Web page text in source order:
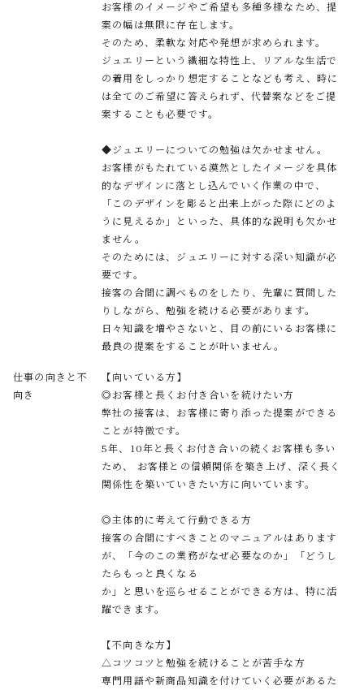
お客様のイメージやご希望も多種多様なため、提
案の幅は無限に存在します。
そのため、柔軟な対応や発想が求められます。
ジュエリーという繊細な特性上、リアルな生活で
の着用をしっかり想定することなども考え、時に
は全てのご希望に答えられず、代替案などをご提
案することも必要です。
◆ジュエリーについての勉強は欠かせません。
お客様がもたれている漠然としたイメージを具体
的なデザインに落とし込んでいく作業の中で、
「このデザインを彫ると出来上がった際にどのよ
うに見えるか」といった、具体的な説明も欠かせ
ません。
そのためには、ジュエリーに対する深い知識が必
要です。
接客の合間に調べものをしたり、先輩に質問した
りしながら、勉強を続ける必要があります。
日々知識を増やさないと、目の前にいるお客様に
最良の提案をすることが叶いません。
仕事の向きと不
向き
【向いている方】
◎お客様と⻑くお付き合いを続けたい方
弊社の接客は、お客様に寄り添った提案ができる
ことが特徴です。
5年、10年と⻑くお付き合いの続くお客様も多い
ため、 お客様との信頼関係を築き上げ、深く⻑く
関係性を築いていきたい方に向いています。
◎主体的に考えて行動できる方
接客の合間にすべきことのマニュアルはあります
が、「今のこの業務がなぜ必要なのか」「どうし
たらもっと良くなる
か」と思いを巡らせることができる方は、特に活
躍できます。
【不向きな方】
△コツコツと勉強を続けることが苦手な方
専門用語や新商品知識を付けていく必要があるた